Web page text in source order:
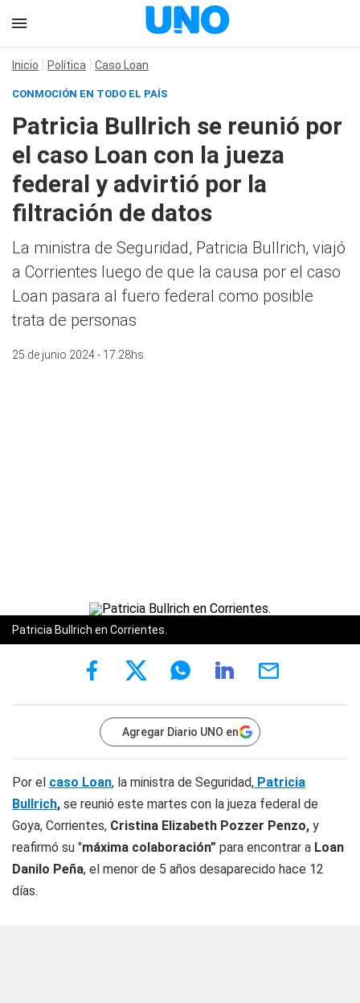
Inicio Política Caso Loan
CONMOCIÓN EN TODO EL PAÍS
Patricia Bullrich se reunió por
el caso Loan con la jueza
federal y advirtió por la
filtración de datos
La ministra de Seguridad, Patricia Bullrich, viajó
a Corrientes luego de que la causa por el caso
Loan pasara al fuero federal como posible
trata de personas
25 de junio 2024 - 17:28hs
Patricia Bullrich en Corrientes.
Agregar Diario UNO en
Por el caso Loan, la ministra de Seguridad, Patricia
Bullrich, se reunió este martes con la jueza federal de
Goya, Corrientes, Cristina Elizabeth Pozzer Penzo, y
reafirmó su "máxima colaboración” para encontrar a Loan
Danilo Peña, el menor de 5 años desaparecido hace 12
días.